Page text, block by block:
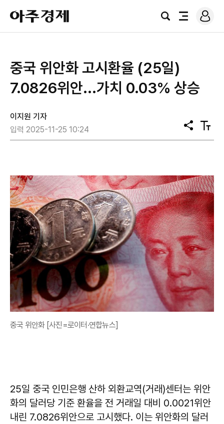
아
주
경
검
전
로
그
중국 위안화 고시환율 (25일)
7.0826위안...가치 0.03% 상승
이지원 기자
입력 2025-11-25 10:24
공
유
텍
스
중국 위안화 [사진=로이터·연합뉴스]
25일 중국 인민은행 산하 외환교역(거래)센터는 위안
화의 달러당 기준 환율을 전 거래일 대비 0.0021위안
내린 7.0826위안으로 고시했다. 이는 위안화의 달러